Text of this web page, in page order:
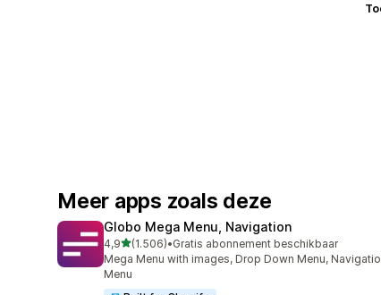
Meer apps zoals deze
Globo Mega Menu, Navigation
4,9van 5 sterren
(1.506)
1506 recensies in totaal
•Gratis abonnement beschikbaar
Mega Menu with images, Drop Down Menu,
Menu